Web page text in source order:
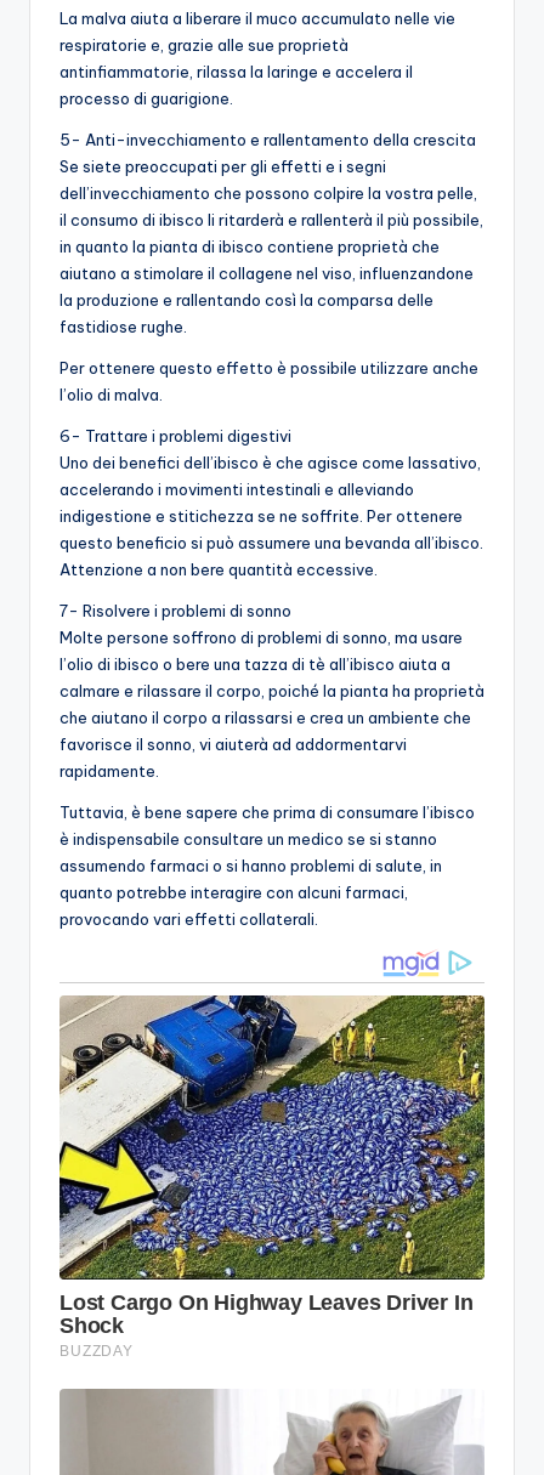
La malva aiuta a liberare il muco accumulato nelle vie
respiratorie e, grazie alle sue proprietà
antinfiammatorie, rilassa la laringe e accelera il
processo di guarigione.
5- Anti-invecchiamento e rallentamento della crescita
Se siete preoccupati per gli effetti e i segni
dell’invecchiamento che possono colpire la vostra pelle,
il consumo di ibisco li ritarderà e rallenterà il più possibile,
in quanto la pianta di ibisco contiene proprietà che
aiutano a stimolare il collagene nel viso, influenzandone
la produzione e rallentando così la comparsa delle
fastidiose rughe.
Per ottenere questo effetto è possibile utilizzare anche
l’olio di malva.
6- Trattare i problemi digestivi
Uno dei benefici dell’ibisco è che agisce come lassativo,
accelerando i movimenti intestinali e alleviando
indigestione e stitichezza se ne soffrite. Per ottenere
questo beneficio si può assumere una bevanda all’ibisco.
Attenzione a non bere quantità eccessive.
7- Risolvere i problemi di sonno
Molte persone soffrono di problemi di sonno, ma usare
l’olio di ibisco o bere una tazza di tè all’ibisco aiuta a
calmare e rilassare il corpo, poiché la pianta ha proprietà
che aiutano il corpo a rilassarsi e crea un ambiente che
favorisce il sonno, vi aiuterà ad addormentarvi
rapidamente.
Tuttavia, è bene sapere che prima di consumare l’ibisco
è indispensabile consultare un medico se si stanno
assumendo farmaci o si hanno problemi di salute, in
quanto potrebbe interagire con alcuni farmaci,
provocando vari effetti collaterali.